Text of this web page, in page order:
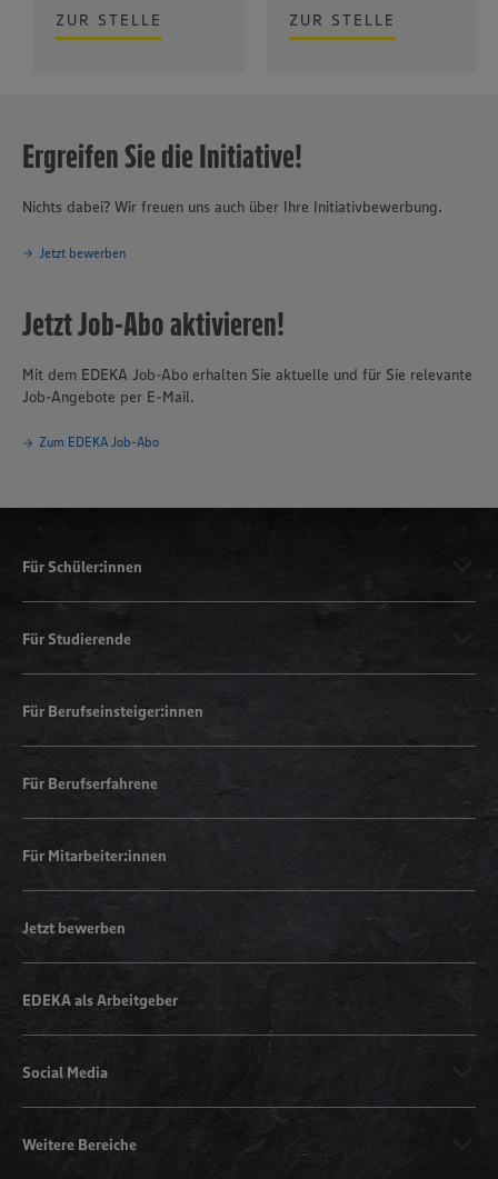
ZUR STELLE ZUR STELLE
Ergreifen Sie die Initiative!
Nichts dabei? Wir freuen uns auch über Ihre Initiativbewerbung.
Jetzt bewerben
Jetzt Job-Abo aktivieren!
Mit dem EDEKA Job-Abo erhalten Sie aktuelle und für Sie relevante
Job-Angebote per E-Mail.
Zum EDEKA Job-Abo
Für Schüler:innen
Für Studierende
Für Berufseinsteiger:innen
Für Berufserfahrene
Für Mitarbeiter:innen
Jetzt bewerben
EDEKA als Arbeitgeber
Social Media
Weitere Bereiche